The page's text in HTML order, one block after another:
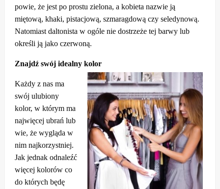
powie, że jest po prostu zielona, a kobieta nazwie ją
miętową, khaki, pistacjową, szmaragdową czy seledynową.
Natomiast daltonista w ogóle nie dostrzeże tej barwy lub
określi ją jako czerwoną.
Znajdź swój idealny kolor
Każdy z nas ma
swój ulubiony
kolor, w którym ma
najwięcej ubrań lub
wie, że wygląda w
nim najkorzystniej.
Jak jednak odnaleźć
więcej kolorów co
do których będę